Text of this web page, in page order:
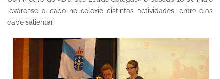
leváronse a cabo no colexio distintas actividades, entre elas
cabe salientar: